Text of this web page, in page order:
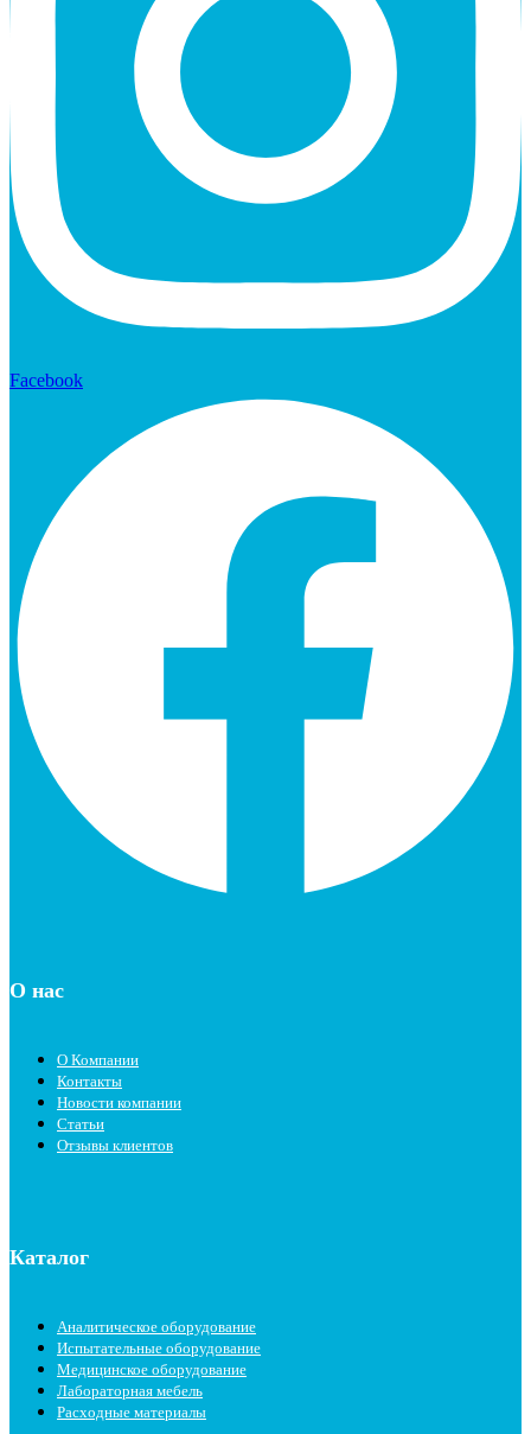
Facebook
О нас
О Компании
Контакты
Новости компании
Статьи
Отзывы клиентов
Каталог
Аналитическое оборудование
Испытательные оборудование
Медицинское оборудование
Лабораторная мебель
Расходные материалы